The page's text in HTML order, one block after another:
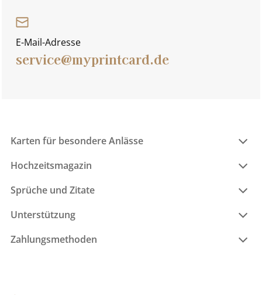
E-Mail-Adresse
service@myprintcard.de
Karten für besondere Anlässe
Hochzeitsmagazin
Sprüche und Zitate
Unterstützung
Zahlungsmethoden